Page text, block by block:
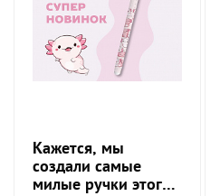
Кажется, мы
создали самые
милые ручки этого